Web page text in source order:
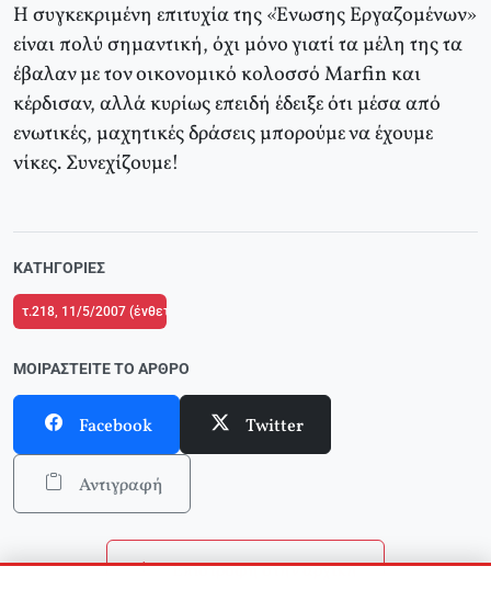
Η συγκεκριμένη επιτυχία της «Ένωσης Εργαζομένων»
είναι πολύ σημαντική, όχι μόνο γιατί τα μέλη της τα
έβαλαν με τον οικονομικό κολοσσό Marfin και
κέρδισαν, αλλά κυρίως επειδή έδειξε ότι μέσα από
ενωτικές, μαχητικές δράσεις μπορούμε να έχουμε
νίκες. Συνεχίζουμε!
ΚΑΤΗΓΟΡΊΕΣ
τ.218, 11/5/2007 (ένθετο το τ.2 του Δικτύου Κριτικής και Δράσης στην
ΜΟΙΡΑΣΤΕΊΤΕ ΤΟ ΆΡΘΡΟ
Facebook Twitter
Αντιγραφή
Επιστροφή στην αρχική